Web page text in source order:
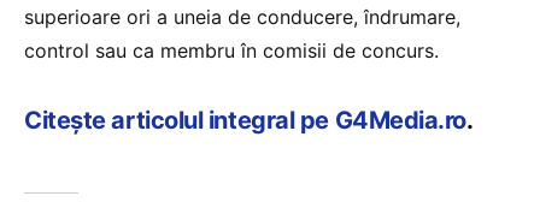
superioare ori a uneia de conducere, îndrumare,
control sau ca membru în comisii de concurs.
Citește articolul integral pe G4Media.ro.